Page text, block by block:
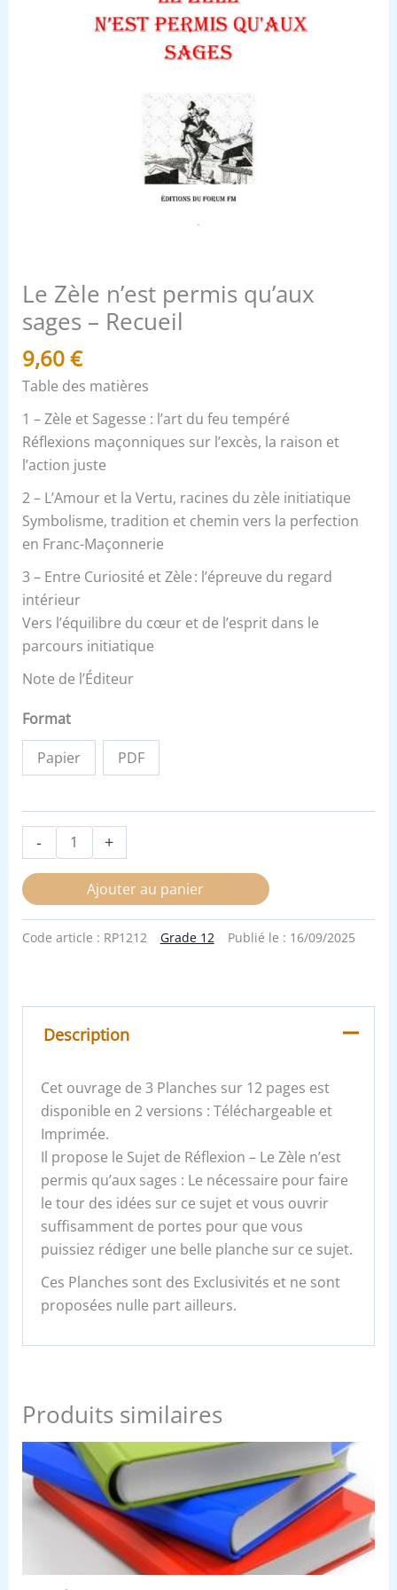
Le Zèle n’est permis qu’aux
sages – Recueil
9,60€
Table des matières
1 – Zèle et Sagesse : l’art du feu tempéré
Réflexions maçonniques sur l’excès, la raison et
l’action juste
2 – L’Amour et la Vertu, racines du zèle initiatique
Symbolisme, tradition et chemin vers la perfection
en Franc-Maçonnerie
3 – Entre Curiosité et Zèle : l’épreuve du regard
intérieur
Vers l’équilibre du cœur et de l’esprit dans le
parcours initiatique
Note de l’Éditeur
Format
Papier PDF
- +
Ajouter au panier
Code article : RP1212 Grade 12 Publié le : 16/09/2025
Description
Cet ouvrage de 3 Planches sur 12 pages est
disponible en 2 versions : Téléchargeable et
Imprimée.
Il propose le Sujet de Réflexion – Le Zèle n’est
permis qu’aux sages : Le nécessaire pour faire
le tour des idées sur ce sujet et vous ouvrir
suffisamment de portes pour que vous
puissiez rédiger une belle planche sur ce sujet.
Ces Planches sont des Exclusivités et ne sont
proposées nulle part ailleurs.
Produits similaires